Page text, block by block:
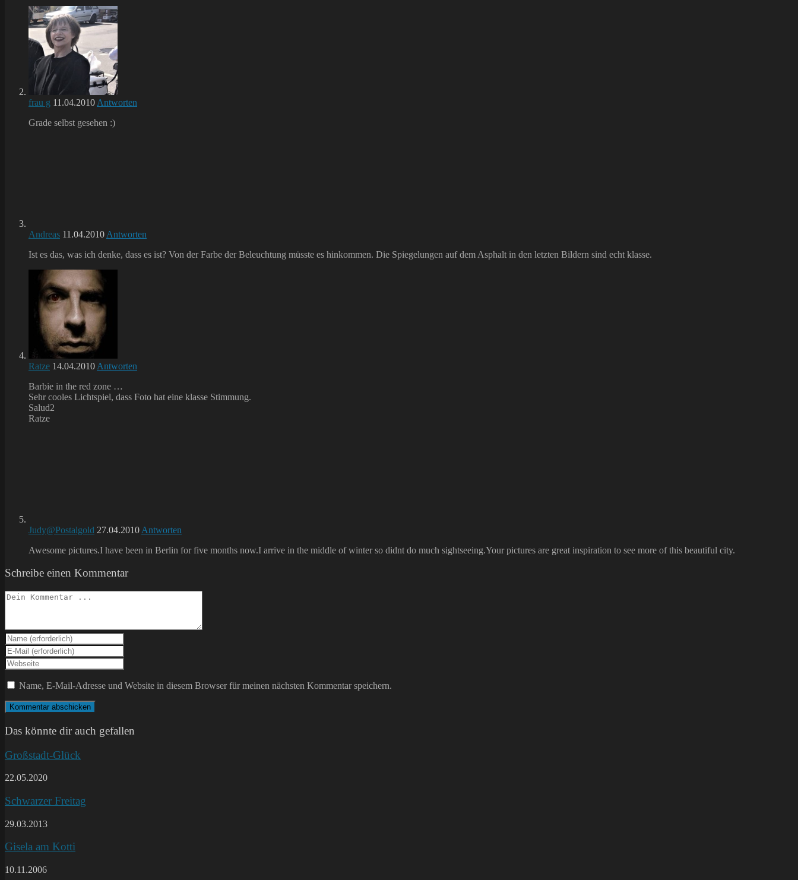
frau g 11.04.2010 Antworten
Grade selbst gesehen :)
Andreas 11.04.2010 Antworten
Ist es das, was ich denke, dass es ist? Von der Farbe der Beleuchtung müsste es hinkommen. Die Spiegelungen auf dem Asphalt in den letzten Bildern sind echt klasse.
Ratze 14.04.2010 Antworten
Barbie in the red zone …
Sehr cooles Lichtspiel, dass Foto hat eine klasse Stimmung.
Salud2
Ratze
Judy@Postalgold 27.04.2010 Antworten
Awesome pictures.I have been in Berlin for five months now.I arrive in the middle of winter so didnt do much sightseeing.Your pictures are great inspiration to see more of this beautiful city.
Schreibe einen Kommentar
Kommentieren
Gib
deinen
Namen
oder
Benutzernamen
zum
Kommentieren
ein
Gib
deine
E-
Mail-
Adresse
zum
Kommentieren
Gib
deine
Website-
ein
(optional)
Name, E-Mail-Adresse und Website in diesem Browser für meinen nächsten Kommentar speichern.
Das könnte dir auch gefallen
Großstadt-Glück
22.05.2020
Schwarzer Freitag
29.03.2013
Gisela am Kotti
10.11.2006